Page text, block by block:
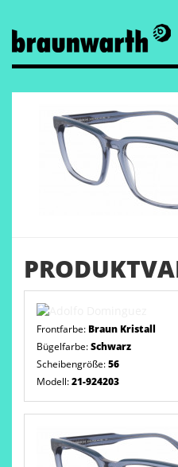
Frontfarbe: Braun Kristall
Bügelfarbe:Schwarz
Scheibengröße:56
Modell:21-924203